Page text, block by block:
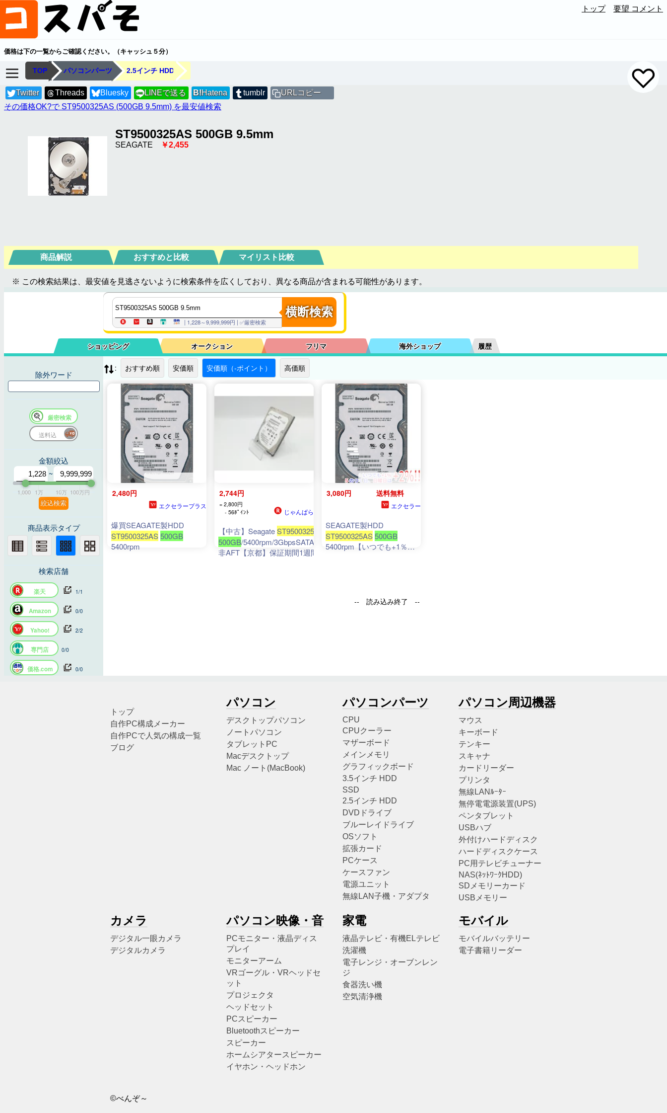
トップ 要望 コメント
価格は下の一覧からご確認ください。（キャッシュ５分）
TOP パソコンパーツ 2.5インチ HDD
Twitter Threads Bluesky LINE LINEで送る B!Hatena tumblr
URLコピー
その価格OK?で ST9500325AS (500GB 9.5mm) を最安値検索
ST9500325AS 500GB 9.5mm
SEAGATE ￥2,455
商品解説 おすすめと比較 マイリスト比較
※ この検索結果は、最安値を見逃さないように検索条件を広くしており、異なる商品が含まれる可能性があります。
トップ
自作PC構成メーカー
自作PCで人気の構成一覧
ブログ
パソコン
デスクトップパソコン
ノートパソコン
タブレットPC
Macデスクトップ
Mac ノート(MacBook)
パソコンパーツ
CPU
CPUクーラー
マザーボード
メインメモリ
グラフィックボード
3.5インチ HDD
SSD
2.5インチ HDD
DVDドライブ
ブルーレイドライブ
OSソフト
拡張カード
PCケース
ケースファン
電源ユニット
無線LAN子機・アダプタ
パソコン周辺機器
マウス
キーボード
テンキー
スキャナ
カードリーダー
プリンタ
無線LANﾙｰﾀｰ
無停電電源装置(UPS)
ペンタブレット
USBハブ
外付けハードディスク
ハードディスクケース
PC用テレビチューナー
NAS(ﾈｯﾄﾜｰｸHDD)
SDメモリーカード
USBメモリー
カメラ
デジタル一眼カメラ
デジタルカメラ
パソコン映像・音
PCモニター・液晶ディス
プレイ
モニターアーム
VRゴーグル・VRヘッドセ
ット
プロジェクタ
ヘッドセット
PCスピーカー
Bluetoothスピーカー
スピーカー
ホームシアタースピーカー
イヤホン・ヘッドホン
家電
液晶テレビ・有機ELテレビ
洗濯機
電子レンジ・オーブンレン
ジ
食器洗い機
空気清浄機
モバイル
モバイルバッテリー
電子書籍リーダー
©べんぞ～